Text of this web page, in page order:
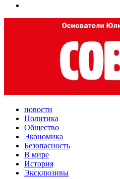
новости
Политика
Общество
Экономика
Безопасность
В мире
История
Эксклюзивы